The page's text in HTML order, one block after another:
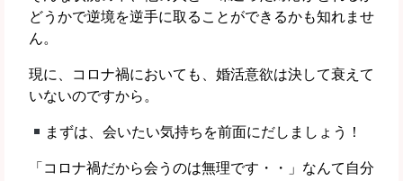
どうかで逆境を逆手に取ることができるかも知れませ
ん。
現に、コロナ禍においても、婚活意欲は決して衰えて
いないのですから。
まずは、会いたい気持ちを前面にだしましょう！
「コロナ禍だから会うのは無理です・・」なんて自分